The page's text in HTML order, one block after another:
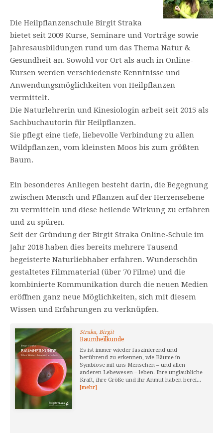
Die Heilpflanzenschule Birgit Straka
bietet seit 2009 Kurse, Seminare und Vorträge sowie
Jahresausbildungen rund um das Thema Natur &
Gesundheit an. Sowohl vor Ort als auch in Online-
Kursen werden verschiedenste Kenntnisse und
Anwendungsmöglichkeiten von Heilpflanzen
vermittelt.
Die Naturlehrerin und Kinesiologin arbeit seit 2015 als
Sachbuchautorin für Heilpflanzen.
Sie pflegt eine tiefe, liebevolle Verbindung zu allen
Wildpflanzen, vom kleinsten Moos bis zum größten
Baum.
Ein besonderes Anliegen besteht darin, die Begegnung
zwischen Mensch und Pflanzen auf der Herzensebene
zu vermitteln und diese heilende Wirkung zu erfahren
und zu spüren.
Seit der Gründung der Birgit Straka Online-Schule im
Jahr 2018 haben dies bereits mehrere Tausend
begeisterte Naturliebhaber erfahren. Wunderschön
gestaltetes Filmmaterial (über 70 Filme) und die
kombinierte Kommunikation durch die neuen Medien
eröffnen ganz neue Möglichkeiten, sich mit diesem
Wissen und Erfahrungen zu verknüpfen.
Straka, Birgit
Baumheilkunde
Es ist immer wieder faszinierend und
berührend zu erkennen, wie Bäume in
Symbiose mit uns Menschen – und allen
anderen Lebewesen – leben. Ihre unglaubliche
Kraft, ihre Größe und ihr Anmut haben berei...
[mehr]